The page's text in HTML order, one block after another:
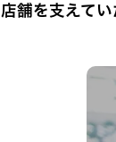
舗を支えてい